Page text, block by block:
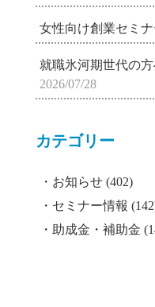
女性向け創業セミ
就職氷河期世代の
2026/07/28
カテゴリー
お知らせ (402)
セミナー情報
助成金・補助金